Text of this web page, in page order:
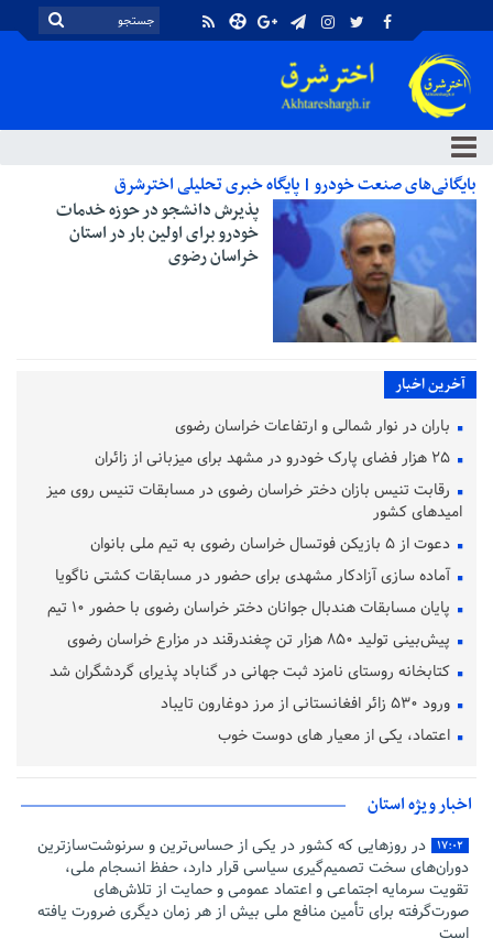
بایگانی‌های صنعت خودرو | پایگاه خبری تحلیلی اخترشرق
پذیرش دانشجو در حوزه خدمات
خودرو برای اولین بار در استان
خراسان رضوی
آخرین اخبار
باران در نوار شمالی و ارتفاعات خراسان رضوی
رقابت تنیس بازان دختر خراسان رضوی در مسابقات تنیس روی میز
امیدهای کشور
دعوت از ۵ بازیکن فوتسال خراسان رضوی به تیم ملی بانوان
آماده‌ سازی آزادکار مشهدی برای حضور در مسابقات کشتی ناگویا
پایان مسابقات هندبال جوانان دختر خراسان رضوی با حضور ۱۰ تیم
پیش‌بینی تولید ۸۵۰ هزار تن چغندرقند در مزارع خراسان رضوی
کتابخانه روستای نامزد ثبت جهانی در گناباد پذیرای گردشگران شد
ورود ۵۳۰ زائر افغانستانی از مرز دوغارون تایباد
اعتماد، یکی از معیار های دوست خوب
اخبار ویژه استان
۱۷:۰۲
در روزهایی که کشور در یکی از حساس‌ترین و سرنوشت‌سازترین
دوران‌های سخت تصمیم‌گیری سیاسی قرار دارد، حفظ انسجام ملی،
تقویت سرمایه اجتماعی و اعتماد عمومی و حمایت از تلاش‌های
صورت‌گرفته برای تأمین منافع ملی بیش از هر زمان دیگری ضرورت یافته
است